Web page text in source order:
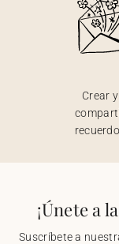
Crear y
¡Únete a
Suscríbete a